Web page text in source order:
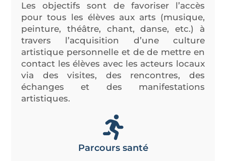
Les objectifs sont de favoriser l’accès
pour tous les élèves aux arts (musique,
peinture, théâtre, chant, danse, etc.) à
travers l’acquisition d’une culture
artistique personnelle et de de mettre en
contact les élèves avec les acteurs locaux
via des visites, des rencontres, des
échanges et des manifestations
artistiques.
Parcours santé